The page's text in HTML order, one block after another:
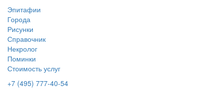
Эпитафии
Города
Рисунки
Справочник
Некролог
Поминки
Стоимость услуг
+7 (495) 777-40-54